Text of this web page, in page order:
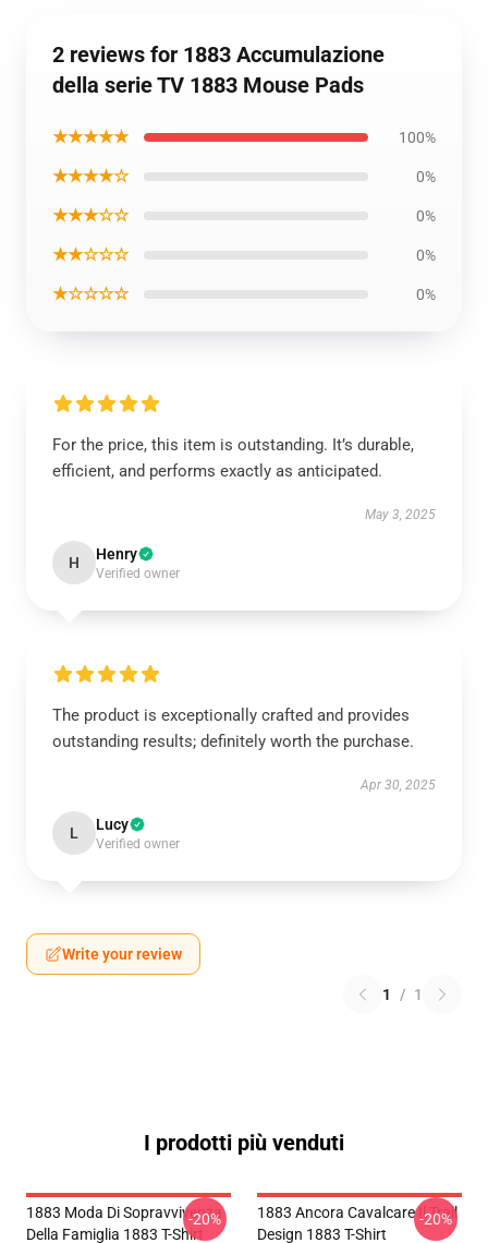
2 reviews for 1883 Accumulazione
della serie TV 1883 Mouse Pads
★★★★★ 100%
★★★★☆ 0%
★★★☆☆ 0%
★★☆☆☆ 0%
★☆☆☆☆ 0%
For the price, this item is outstanding. It’s durable,
efficient, and performs exactly as anticipated.
May 3, 2025
H Henry
Verified owner
The product is exceptionally crafted and provides
outstanding results; definitely worth the purchase.
Apr 30, 2025
L Lucy
Verified owner
Write your review
1 / 1
I prodotti più venduti
1883 Moda Di Sopravvivenza
Della Famiglia 1883 T-Shirt
-20%
1883 Ancora Cavalcare Il Trail
Design 1883 T-Shirt
-20%